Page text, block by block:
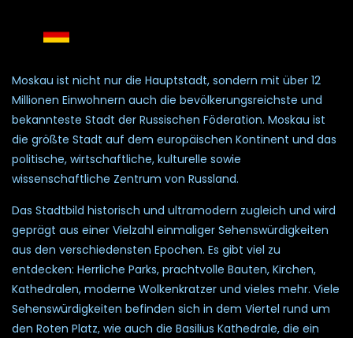
Moskau ist nicht nur die Hauptstadt, sondern mit über 12
Millionen Einwohnern auch die bevölkerungsreichste und
bekannteste Stadt der Russischen Föderation. Moskau ist
die größte Stadt auf dem europäischen Kontinent und das
politische, wirtschaftliche, kulturelle sowie
wissenschaftliche Zentrum von Russland.
Das Stadtbild historisch und ultramodern zugleich und wird
geprägt aus einer Vielzahl einmaliger Sehenswürdigkeiten
aus den verschiedensten Epochen. Es gibt viel zu
entdecken: Herrliche Parks, prachtvolle Bauten, Kirchen,
Kathedralen, moderne Wolkenkratzer und vieles mehr. Viele
Sehenswürdigkeiten befinden sich in dem Viertel rund um
den Roten Platz, wie auch die Basilius Kathedrale, die ein